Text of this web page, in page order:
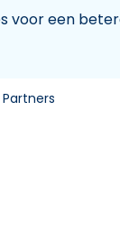
voor een
Partners